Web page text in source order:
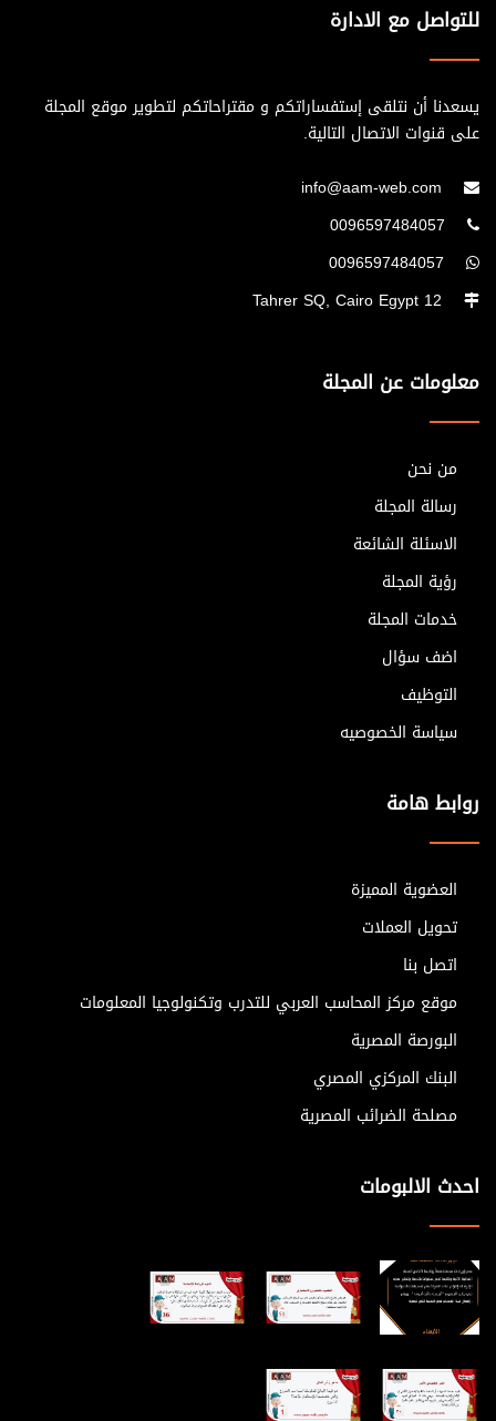
للتواصل مع الادارة
يسعدنا أن نتلقى إستفساراتكم و مقتراحاتكم لتطوير موقع المجلة
على قنوات الاتصال التالية.
معلومات عن المجلة
من نحن
رسالة المجلة
الاسئلة الشائعة
رؤية المجلة
خدمات المجلة
اضف سؤال
التوظيف
سياسة الخصوصيه
روابط هامة
العضوية المميزة
تحويل العملات
اتصل بنا
موقع مركز المحاسب العربي للتدرب وتكنولوجيا المعلومات
البورصة المصرية
البنك المركزي المصري
مصلحة الضرائب المصرية
احدث الالبومات